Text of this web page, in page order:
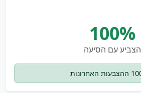
100%
הצביע עם הסיעה